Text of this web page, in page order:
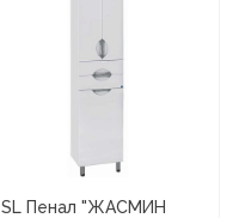
SL Пенал "ЖАСМИН